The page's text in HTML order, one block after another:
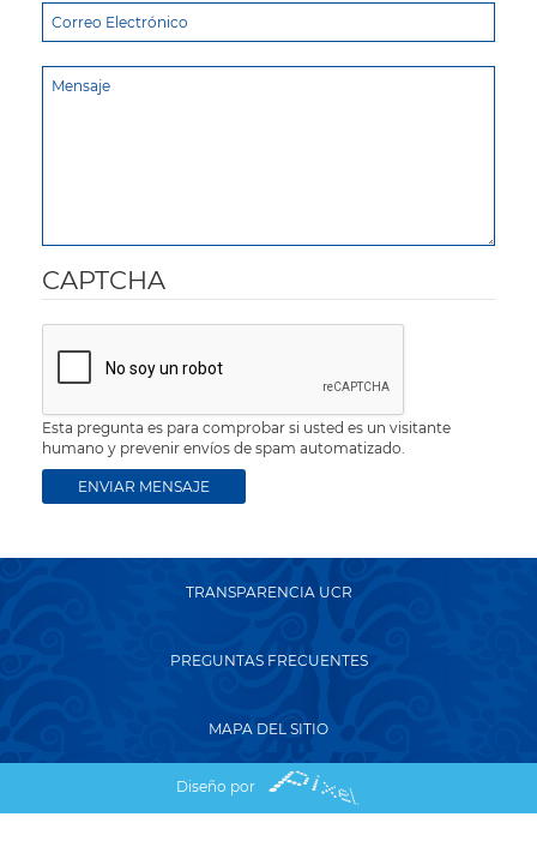
CAPTCHA
Esta pregunta es para comprobar si usted es un visitante
humano y prevenir envíos de spam automatizado.
TRANSPARENCIA UCR
PREGUNTAS FRECUENTES
MAPA DEL SITIO
Diseño por